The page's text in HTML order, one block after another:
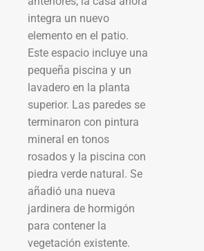
integra un nuevo
elemento en el patio.
Este espacio incluye una
pequeña piscina y un
lavadero en la planta
superior. Las paredes se
terminaron con pintura
mineral en tonos
rosados y la piscina con
piedra verde natural. Se
añadió una nueva
jardinera de hormigón
para contener la
vegetación existente.